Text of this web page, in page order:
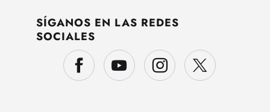
SÍGANOS EN LAS REDES
SOCIALES